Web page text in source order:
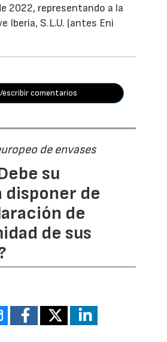
2022, representando a la
Iberia, S.L.U. (antes Eni
escribir comentarios
de envases
su
disponer de
de
de sus